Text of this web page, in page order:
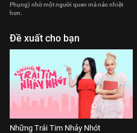
Phụng) nhờ một người quen mà náo nhiệt
hơn.
Đề xuất cho bạn
Những Trái Tim Nhảy Nhót